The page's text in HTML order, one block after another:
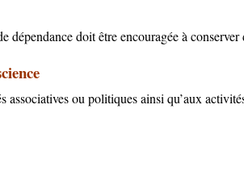
dépendance doit être encouragéeàconserver
ou politiques ainsi qu’aux